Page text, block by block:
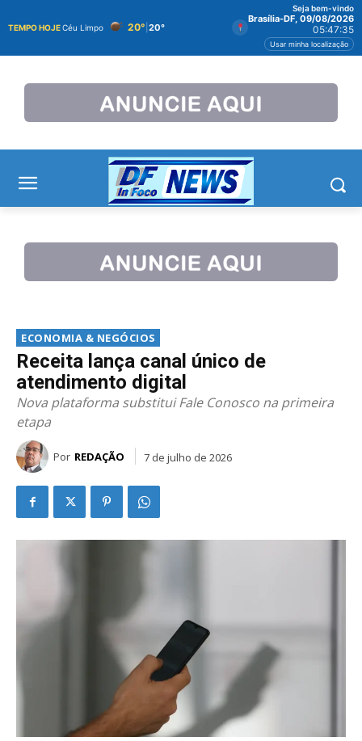
TEMPO HOJECéu Limpo 20° 20°
Seja bem-vindo
Brasília-DF, 09/08/2026
05:47:35
Usar minha localização
ECONOMIA & NEGÓCIOS
Receita lança canal único de
atendimento digital
Nova plataforma substitui Fale Conosco na primeira
etapa
Por REDAÇÃO 7 de julho de 2026